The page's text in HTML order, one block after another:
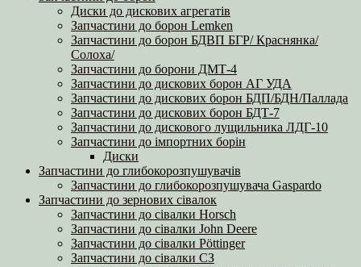
Диски до дискових агрегатів
Запчастини до борон Lemken
Запчастини до борон БДВП БГР/ Краснянка/
Солоха/
Запчастини до борони ДМТ-4
Запчастини до дискових борон АГ УДА
Запчастини до дискових борон БДП/БДН/Паллада
Запчастини до дискових борон БДТ-7
Запчастини до дискового лущильника ЛДГ-10
Запчастини до імпортних борін
Диски
Запчастини до глибокорозпушувачів
Запчастини до глибокорозпушувача Gaspardo
Запчастини до зернових сівалок
Запчастини до сівалки Horsch
Запчастини до сівалки John Deere
Запчастини до сівалки Pöttinger
Запчастини до сівалки СЗ